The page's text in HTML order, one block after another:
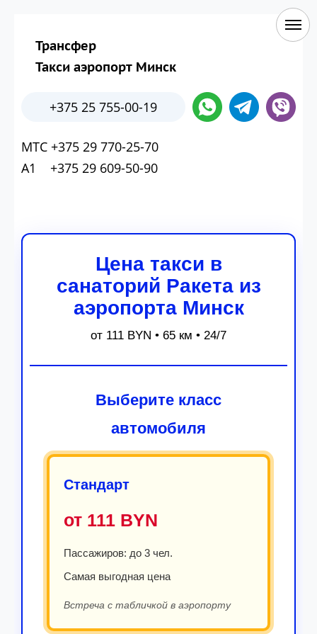
Трансфер
Такси аэропорт Минск
+375 25 755-00-19
МТС +375 29 770-25-70
А1 +375 29 609-50-90
Цена такси в
санаторий Ракета из
аэропорта Минск
от 111 BYN • 65 км • 24/7
Выберите класс
автомобиля
Стандарт
от 111 BYN
Пассажиров: до 3 чел.
Самая выгодная цена
Встреча с табличкой в аэропорту